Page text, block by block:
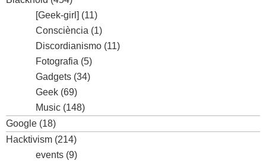
[Geek-girl] (11)
Consciència (1)
Discordianismo (11)
Fotografia (5)
Gadgets (34)
Geek (69)
Music (148)
Google (18)
Hacktivism (214)
events (9)